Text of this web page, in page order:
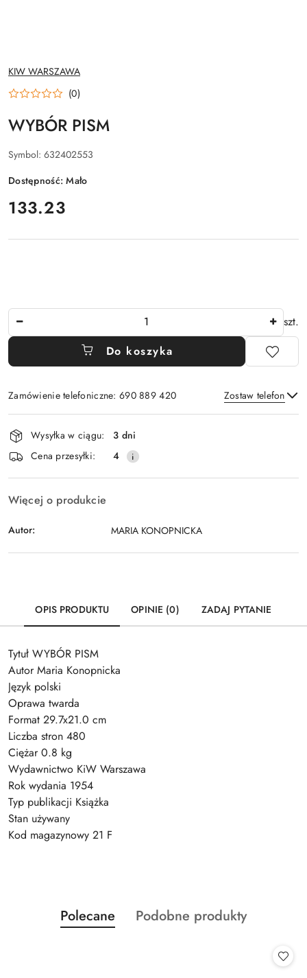
NAZWA
PRODUCENTA:
KIW WARSZAWA
(0)
WYBÓR PISM
Symbol: 632402553
Dostępność:Mało
cena:
133.23
szt.
Do koszyka
Zamówienie telefoniczne: 690 889 420 Zostaw telefon
Wyślij
Dostępność
i
dostawa
Wysyłka w ciągu:
3 dni
Cena przesyłki:
4
Więcej o produkcie
Autor: MARIA KONOPNICKA
OPIS PRODUKTU OPINIE (0) ZADAJ PYTANIE
Tytuł WYBÓR PISM
Autor Maria Konopnicka
Język polski
Oprawa twarda
Format 29.7x21.0 cm
Liczba stron 480
Ciężar 0.8 kg
Wydawnictwo KiW Warszawa
Rok wydania 1954
Typ publikacji Książka
Stan używany
Kod magazynowy 21 F
Pomiń karuzelę produktów
Produkty
o
Polecane
Produkty
Podobne produkty